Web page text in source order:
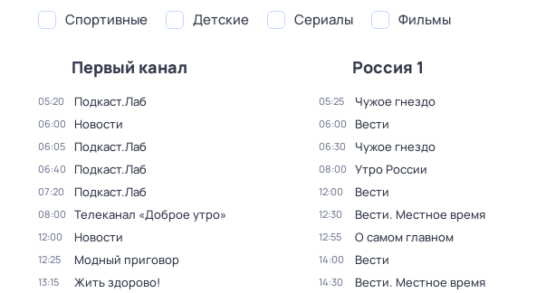
Спортивные Детские Сериалы Фильмы
Первый канал
05:20 Подкаст.Лаб
06:00 Новости
06:05 Подкаст.Лаб
06:40 Подкаст.Лаб
07:20 Подкаст.Лаб
08:00 Телеканал «Доброе утро»
12:00 Новости
12:25 Модный приговор
13:15 Жить здорово!
Россия 1
05:25 Чужое гнездо
06:00 Вести
06:30 Чужое гнездо
08:00 Утро России
12:00 Вести
12:30 Вести. Местное время
12:55 О самом главном
14:00 Вести
14:30 Вести. Местное время